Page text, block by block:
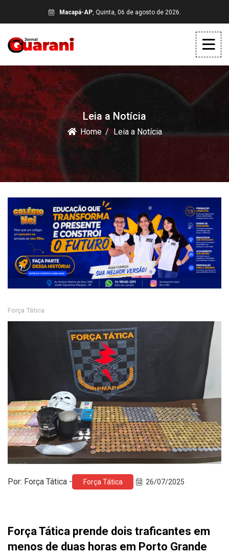
Macapá-AP, Quinta, 06 de agosto de 2026.
Leia a Notícia
Home Leia a Notícia
Força Tática
Por: Força Tática - Força Tática 26/07/2025
Força Tática prende dois traficantes em
menos de duas horas em Porto Grande